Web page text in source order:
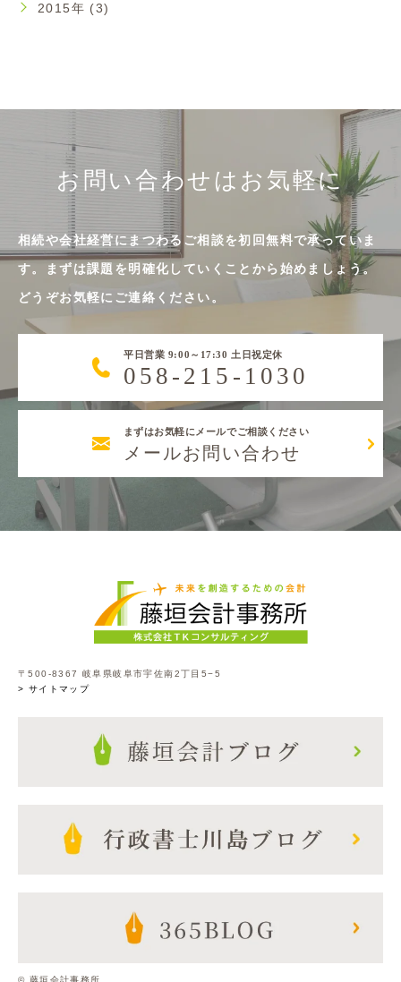
2015年 (3)
お問い合わせはお気軽に
相続や会社経営にまつわるご相談を初回無料で承っていま
す。まずは課題を明確化していくことから始めましょう。
どうぞお気軽にご連絡ください。
平日営業 9:00～17:30 土日祝定休
058-215-1030
まずはお気軽にメールでご相談ください
メールお問い合わせ
〒500-8367 岐阜県岐阜市宇佐南2丁目5−5
> サイトマップ
© 藤垣会計事務所